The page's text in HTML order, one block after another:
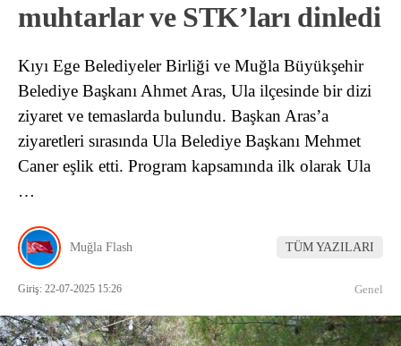
muhtarlar ve STK’ları dinledi
Kıyı Ege Belediyeler Birliği ve Muğla Büyükşehir
Belediye Başkanı Ahmet Aras, Ula ilçesinde bir dizi
ziyaret ve temaslarda bulundu. Başkan Aras’a
ziyaretleri sırasında Ula Belediye Başkanı Mehmet
Caner eşlik etti. Program kapsamında ilk olarak Ula
…
Muğla Flash TÜM YAZILARI
Giriş: 22-07-2025 15:26 Genel